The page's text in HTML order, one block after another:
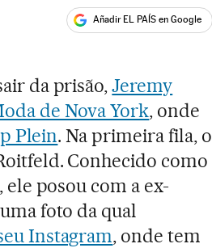
Añadir EL PAÍS en Google
da prisão,Jeremy
de Nova York, onde
Plein. Na primeira fila, o
Conhecido como
ele posou com a ex-
foto da qual
Instagram, onde tem